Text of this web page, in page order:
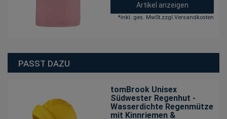
Artikel anzeigen
*inkl. ges. MwSt.zzgl.Versandkosten
PASST DAZU
tomBrook Unisex
Südwester Regenhut -
Wasserdichte Regenmütze
mit Kinnriemen &